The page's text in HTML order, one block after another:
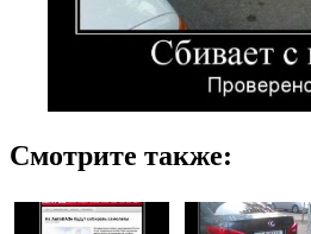
Смотрите также: